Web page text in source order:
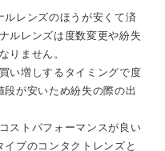
レンズのほうが安くて済
ルレンズは度数変更や紛失
りません。
い増しするタイミングで度
が安いため紛失の際の出
ストパフォーマンスが良い
プのコンタクトレンズと